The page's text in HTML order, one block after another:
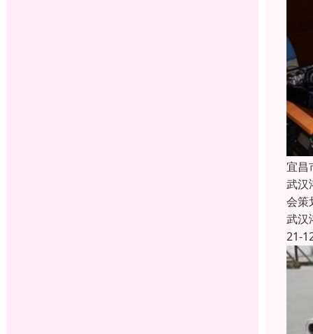
宜昌
武汉
会策
武汉
21-